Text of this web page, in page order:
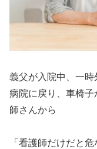
義父が入院中、一時
病院に戻り、車椅
師さんから
「看護師だけだと